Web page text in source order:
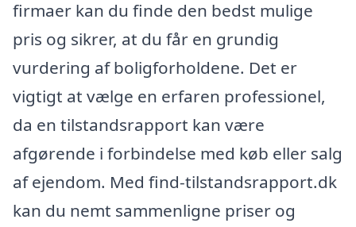
firmaer kan du finde den bedst mulige
pris og sikrer, at du får en grundig
vurdering af boligforholdene. Det er
vigtigt at vælge en erfaren professionel,
da en tilstandsrapport kan være
afgørende i forbindelse med køb eller salg
af ejendom. Med find-tilstandsrapport.dk
kan du nemt sammenligne priser og